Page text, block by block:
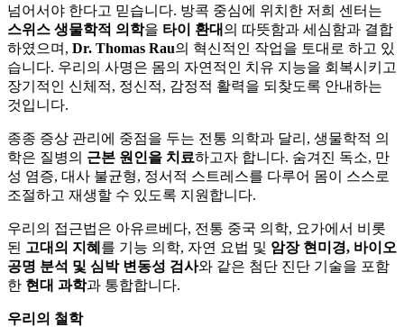
넘어서야 한다고 믿습니다. 방콕 중심에 위치한 저희 센터는
스위스 생물학적 의학을 타이 환대 의 따뜻함과 세심함과 결합
하였으며, Dr. Thomas Rau의 혁신적인 작업을 토대로 하고 있
습니다. 우리의 사명은 몸의 자연적인 치유 지능을 회복시키고
장기적인 신체적, 정신적, 감정적 활력을 되찾도록 안내하는
것입니다.
종종 증상 관리에 중점을 두는 전통 의학과 달리, 생물학적 의
학은 질병의 근본 원인을 치료하고자 합니다. 숨겨진 독소, 만
성 염증, 대사 불균형, 정서적 스트레스를 다루어 몸이 스스로
조절하고 재생할 수 있도록 지원합니다.
우리의 접근법은 아유르베다, 전통 중국 의학, 요가에서 비롯
된 고대의 지혜 를 기능 의학, 자연 요법 및 암장 현미경, 바이오
공명 분석 및 심박 변동성 검사와 같은 첨단 진단 기술을 포함
한 현대 과학과 통합합니다.
우리의 철학